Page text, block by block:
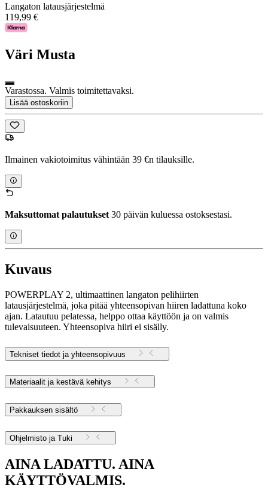
Langaton latausjärjestelmä
119,99 €
Väri Musta
Varastossa. Valmis toimitettavaksi.
Lisää ostoskoriin
Ilmainen vakiotoimitus vähintään 39 €n tilauksille.
Maksuttomat palautukset30 päivän kuluessa ostoksestasi.
Kuvaus
POWERPLAY 2, ultimaattinen langaton pelihiirten
latausjärjestelmä, joka pitää yhteensopivan hiiren ladattuna koko
ajan. Latautuu pelatessa, helppo ottaa käyttöön ja on valmis
tulevaisuuteen. Yhteensopiva hiiri ei sisälly.
Tekniset tiedot ja yhteensopivuus
Materiaalit ja kestävä kehitys
Pakkauksen sisältö
Ohjelmisto ja Tuki
AINA LADATTU. AINA
KÄYTTÖVALMIS.